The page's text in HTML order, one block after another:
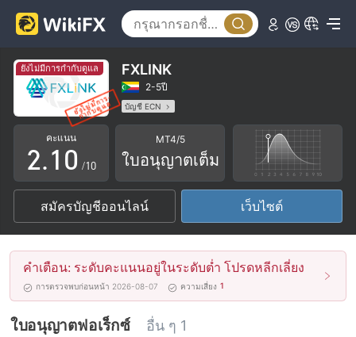
ยังไม่มีการกำกับดูแล FXLINK
2-5ปี
บัญชี ECN
ใบอนุญาตในการกำกับดูแลกำลังถูกตั้งข้อสงสัย
ใบอนุญาต MT5 แบบเต็ม
โบร์กเกอร์ในภูมิภาค
ระวังความเสี่ยงอันตรายที่อาจจะซ่อนอยู่
คะแนน
0
1
2
3
4
5
6
7
.
0
1
2
3
4
5
6
0
1
2
3
4
5
/10
MT4/5
ใบอนุญาตเต็ม
สมัครบัญชีออนไลน์ เว็บไซต์
คำเตือน: ระดับคะแนนอยู่ในระดับต่ำ โปรดหลีกเลี่ยง
การตรวจพบก่อนหน้า 2026-08-07 ความเสี่ยง 1
ใบอนุญาตฟอเร็กซ์ อื่น ๆ 1